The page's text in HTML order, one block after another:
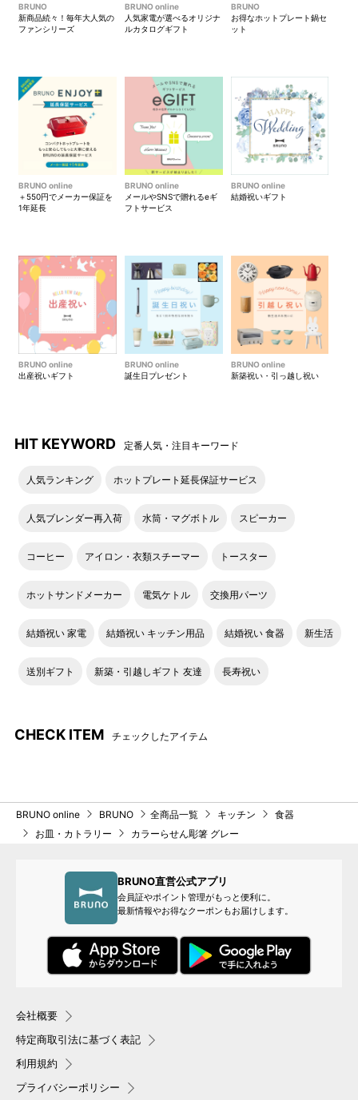
BRUNO
新商品続々！毎年大人気の
ファンシリーズ
BRUNO online
人気家電が選べるオリジナ
ルカタログギフト
BRUNO
お得なホットプレート鍋セ
ット
BRUNO online
＋550円でメーカー保証を
1年延長
BRUNO online
メールやSNSで贈れるeギ
フトサービス
BRUNO online
結婚祝いギフト
BRUNO online
出産祝いギフト
BRUNO online
誕生日プレゼント
BRUNO online
新築祝い・引っ越し祝い
HIT KEYWORD 定番人気・注目キーワード
人気ランキング ホットプレート延長保証サービス
人気ブレンダー再入荷 水筒・マグボトル スピーカー
コーヒー アイロン・衣類スチーマー トースター
ホットサンドメーカー 電気ケトル 交換用パーツ
結婚祝い 家電 結婚祝い キッチン用品 結婚祝い 食器 新生活
送別ギフト 新築・引越しギフト 友達 長寿祝い
CHECK ITEM チェックしたアイテム
BRUNO online BRUNO 全商品一覧 キッチン
食器
お皿・カトラリー
カラーらせん彫箸 グレー
BRUNO直営公式アプリ
会員証やポイント管理がもっと便利に。
最新情報やお得なクーポンもお届けします。
会社概要
特定商取引法に基づく表記
利用規約
プライバシーポリシー